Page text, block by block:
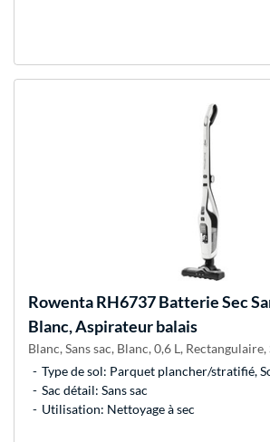
RowentaRH6737 Batterie Sec
Blanc, Aspirateur balais
Blanc, Sans sac, Blanc, 0,6 L,
Type de sol: Parquet plancher/stratifié,
Sac détail: Sans sac
Utilisation: Nettoyage à sec